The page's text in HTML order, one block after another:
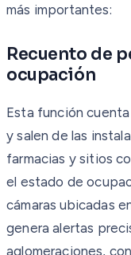
más importantes:
Recuento de
ocupación
Esta función
y salen de las
farmacias y sitios
el estado de
cámaras ubicadas
genera alertas
aglomeraciones,